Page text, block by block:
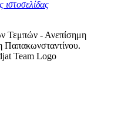
ιστοσελίδας
Τεμπών - Ανεπίσημη
Παπακωνσταντίνου.